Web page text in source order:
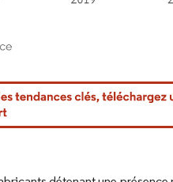
attribution sous CC BY 4.0.